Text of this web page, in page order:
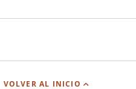
VOLVER AL INICIO